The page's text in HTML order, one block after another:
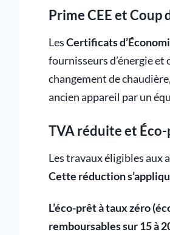
Prime CEE et Coup
LesCertificats
fournisseurs d’énergie
changement de
ancien appareil par un
TVA réduite et
Les travaux éligibles aux
Cette réduction
L’éco-prêt à taux zéro
remboursables sur 15 à